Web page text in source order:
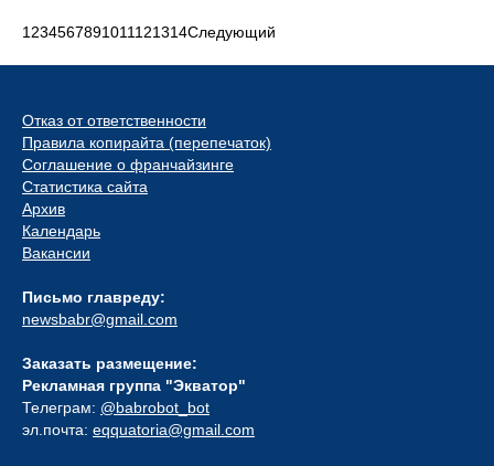
1234567891011121314Следующий
Отказ от ответственности
Правила копирайта (перепечаток)
Соглашение о франчайзинге
Статистика сайта
Архив
Календарь
Вакансии
Письмо главреду:
newsbabr@gmail.com
Заказать размещение:
Рекламная группа "Экватор"
Телеграм: @babrobot_bot
эл.почта: eqquatoria@gmail.com